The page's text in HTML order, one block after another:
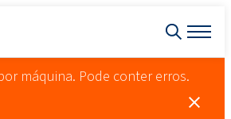
máquina. Pode conter erros.